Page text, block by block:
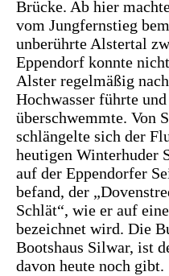
Brücke. Ab hier
vom Jungfernstieg
unberührte Alstertal
Eppendorf konnte
Alster regelmäßig
Hochwasser führte
überschwemmte. Von
schlängelte sich der
heutigen Winterhuder
auf der Eppendorfer
befand, der
Schlät“, wie er auf
bezeichnet wird. Die
Bootshaus Silwar, ist
davon heute noch gibt.